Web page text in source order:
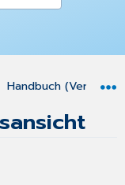
Handbuch (Version